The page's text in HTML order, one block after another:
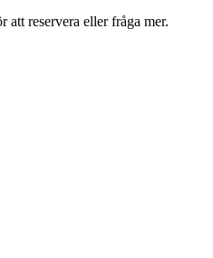
att reservera eller fråga mer.